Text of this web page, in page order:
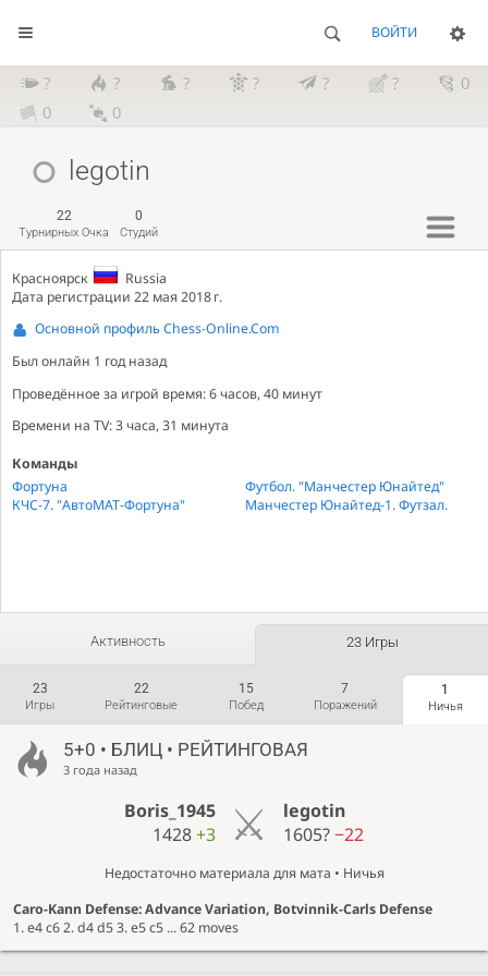
ВОЙТИ
? ? ? ? ? ?
0
0
0
legotin
22
Турнирных Очка
0
Студий
Красноярск
Russia
Дата регистрации 22 мая 2018 г.
Основной профиль Chess-Online.Com
Был онлайн 1 год назад
Проведённое за игрой время: 6 часов, 40 минут
Времени на TV: 3 часа, 31 минута
Команды
Фортуна
Футбол. "Манчестер Юнайтед"
КЧС-7. "АвтоМАТ-Фортуна"
Манчестер Юнайтед-1. Футзал.
Активность 23 Игры
23
Игры
22
Рейтинговые
15
Побед
7
Поражений
1
Ничья
5+0 • БЛИЦ • РЕЙТИНГОВАЯ
3 года назад
Boris_1945
1428+3
legotin
1605?−22
Недостаточно материала для мата • Ничья
Caro-Kann Defense: Advance Variation, Botvinnik-Carls Defense
1. e4 c6 2. d4 d5 3. e5 c5 ... 62 moves